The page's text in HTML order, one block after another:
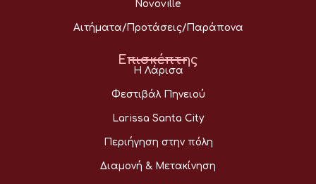
Novoville
Αιτήματα/Προτάσεις/Παράπονα
Επισκέπτης
Η Λάρισα
Φεστιβάλ Πηνειού
Larissa Santa City
Περιήγηση στην πόλη
Διαμονή & Μετακίνηση